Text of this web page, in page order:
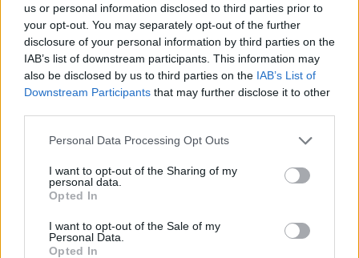
us or personal information disclosed to third parties prior to
your opt-out. You may separately opt-out of the further
disclosure of your personal information by third parties on the
IAB’s list of downstream participants. This information may
also be disclosed by us to third parties on the IAB’s List of
Downstream Participants that may further disclose it to other
Personal Data Processing Opt Outs
I want to opt-out of the Sharing of my
personal data.
Opted In
I want to opt-out of the Sale of my
Personal Data.
Opted In
Σχετικά Άρθρα